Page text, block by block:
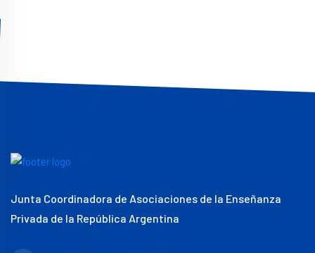
Junta Coordinadora de Asociaciones de la Enseñanza
Privada de la República Argentina